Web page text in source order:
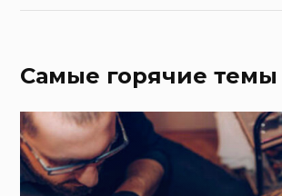
Самые горячие темы